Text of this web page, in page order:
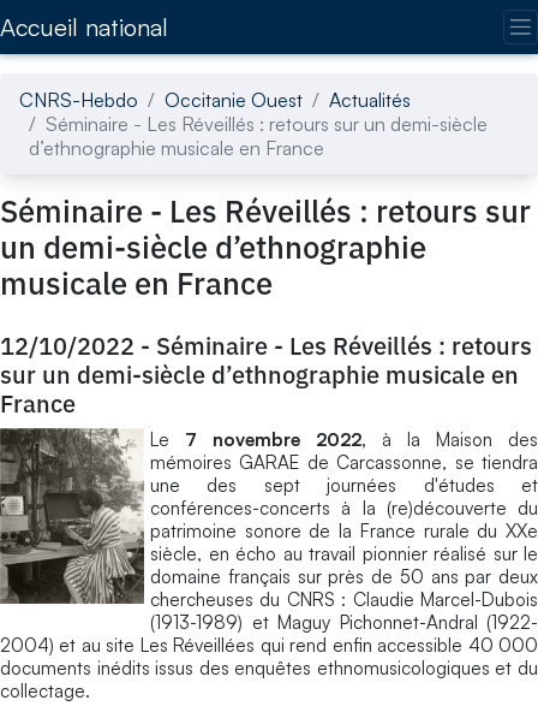
Accueil national
CNRS-Hebdo Occitanie Ouest
Actualités
Séminaire - Les Réveillés : retours sur un demi-siècle
d’ethnographie musicale en France
Séminaire - Les Réveillés : retours sur
un demi-siècle d’ethnographie
musicale en France
12/10/2022 - Séminaire - Les Réveillés : retours
sur un demi-siècle d’ethnographie musicale en
France
Le 7 novembre 2022, à la Maison des
mémoires GARAE de Carcassonne, se tiendra
une des sept journées d'études et
conférences-concerts à la (re)découverte du
patrimoine sonore de la France rurale du XXe
siècle, en écho au travail pionnier réalisé sur le
domaine français sur près de 50 ans par deux
chercheuses du CNRS : Claudie Marcel-Dubois
(1913-1989) et Maguy Pichonnet-Andral (1922-
2004) et au site Les Réveillées qui rend enfin accessible 40 000
documents inédits issus des enquêtes ethnomusicologiques et du
collectage.